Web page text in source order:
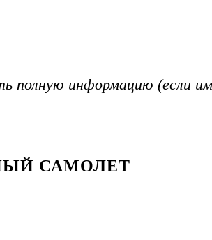
полную информацию (если
САМОЛЕТ